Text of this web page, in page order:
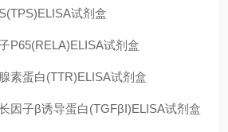
试剂盒
P65(RELA)ELISA试剂盒
素蛋白(TTR)ELISA试剂盒
因子β诱导蛋白(TGFβI)ELISA试剂盒